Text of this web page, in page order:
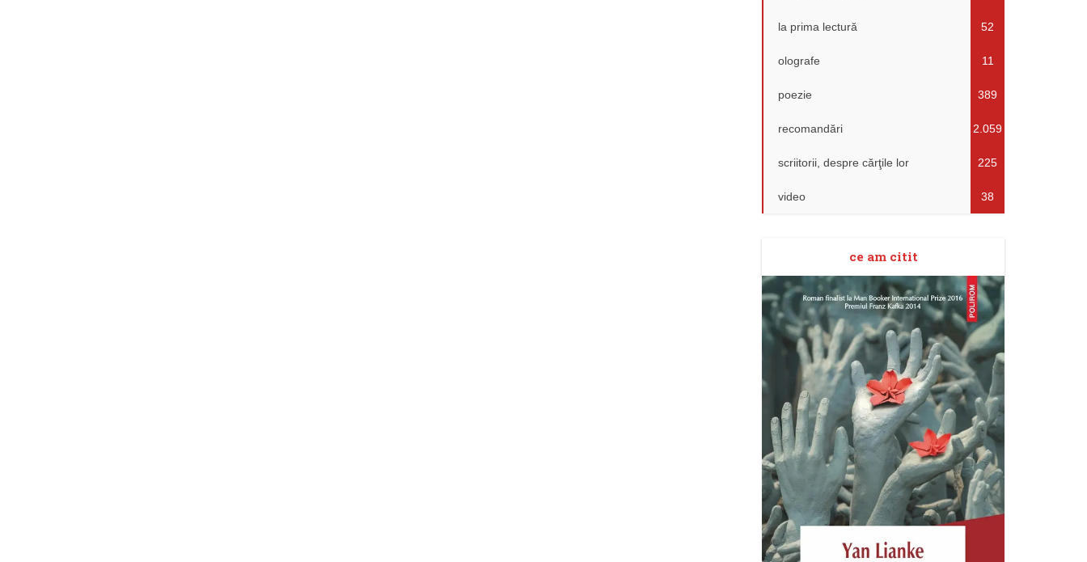
la prima lectură 52
olografe 11
poezie 389
recomandări 2.059
scriitorii, despre cărţile lor 225
video 38
ce am citit